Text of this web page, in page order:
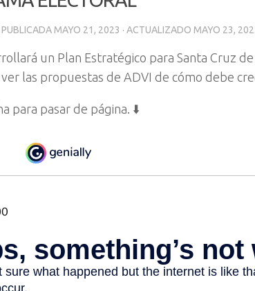
PUBLICADA MAYO 21, 2023 · ACTUALIZADO MAYO 23,
un Plan Estratégico para Santa Cruz
las propuestas de ADVI de cómo debe
para pasar de página. ⬇️